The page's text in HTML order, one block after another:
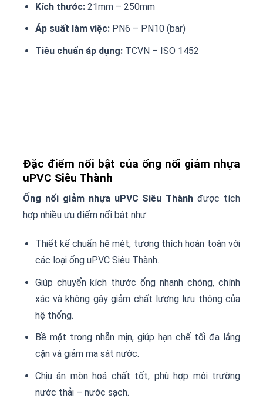
Kích thước:21mm – 250mm
Áp suất làm việc:PN6 – PN10 (bar)
Tiêu chuẩn áp dụng:TCVN – ISO 1452
Đặc điểm nổi bật của ống nối giảm nhựa
uPVC Siêu Thành
Ống nối giảm nhựa uPVC Siêu Thànhđược tích
hợp nhiều ưu điểm nổi bật như:
Thiết kế chuẩn hệ mét, tương thích hoàn toàn với
các loại ống uPVC Siêu Thành.
Giúp chuyển kích thước ống nhanh chóng, chính
xác và không gây giảm chất lượng lưu thông của
hệ thống.
Bề mặt trong nhẵn mịn, giúp hạn chế tối đa lắng
cặn và giảm ma sát nước.
Chịu ăn mòn hoá chất tốt, phù hợp môi trường
nước thải – nước sạch.